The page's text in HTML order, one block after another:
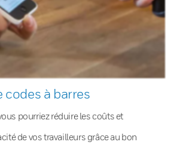
codes à barres
pourriez réduire les coûts et
de vos travailleurs grâce au bon